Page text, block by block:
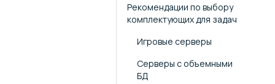
Рекомендации по выбору
комплектующих для задач
Игровые серверы
Серверы с объемными
БД